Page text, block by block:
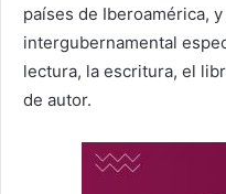
países de Iberoamérica,
intergubernamental
lectura, la escritura, el
de autor.